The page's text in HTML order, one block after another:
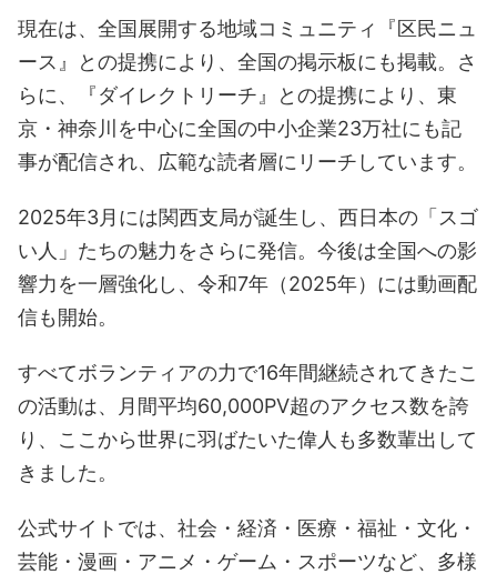
現在は、全国展開する地域コミュニティ『区民ニュ
ース』との提携により、全国の掲示板にも掲載。さ
らに、『ダイレクトリーチ』との提携により、東
京・神奈川を中心に全国の中小企業23万社にも記
事が配信され、広範な読者層にリーチしています。
2025年3月には関西支局が誕生し、西日本の「スゴ
い人」たちの魅力をさらに発信。今後は全国への影
響力を一層強化し、令和7年（2025年）には動画配
信も開始。
すべてボランティアの力で16年間継続されてきたこ
の活動は、月間平均60,000PV超のアクセス数を誇
り、ここから世界に羽ばたいた偉人も多数輩出して
きました。
公式サイトでは、社会・経済・医療・福祉・文化・
芸能・漫画・アニメ・ゲーム・スポーツなど、多様